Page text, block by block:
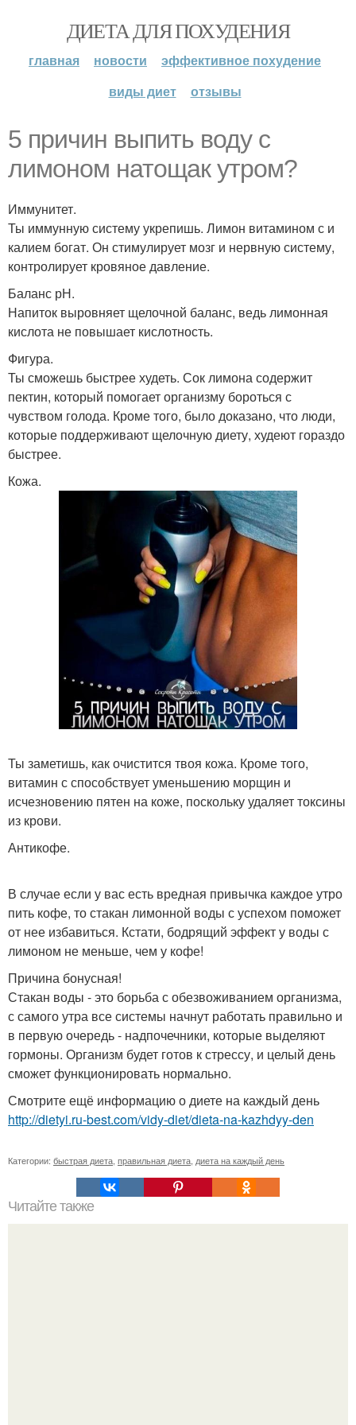
ДИЕТА ДЛЯ ПОХУДЕНИЯ
главная новости
эффективное похудение
виды диет
отзывы
5 причин выпить воду с
лимоном натощак утром?
Иммунитет.
Ты иммунную систему укрепишь. Лимон витамином с и
калием богат. Он стимулирует мозг и нервную систему,
контролирует кровяное давление.
Баланс рН.
Напиток выровняет щелочной баланс, ведь лимонная
кислота не повышает кислотность.
Фигура.
Ты сможешь быстрее худеть. Сок лимона содержит
пектин, который помогает организму бороться с
чувством голода. Кроме того, было доказано, что люди,
которые поддерживают щелочную диету, худеют гораздо
быстрее.
Кожа.
Ты заметишь, как очистится твоя кожа. Кроме того,
витамин с способствует уменьшению морщин и
исчезновению пятен на коже, поскольку удаляет токсины
из крови.
Антикофе.
В случае если у вас есть вредная привычка каждое утро
пить кофе, то стакан лимонной воды с успехом поможет
от нее избавиться. Кстати, бодрящий эффект у воды с
лимоном не меньше, чем у кофе!
Причина бонусная!
Стакан воды - это борьба с обезвоживанием организма,
с самого утра все системы начнут работать правильно и
в первую очередь - надпочечники, которые выделяют
гормоны. Организм будет готов к стрессу, и целый день
сможет функционировать нормально.
Смотрите ещё информацию о диете на каждый день
http://dietyi.ru-best.com/vidy-diet/dieta-na-kazhdyy-den
Категории: быстрая диета правильная диета диета на каждый день
Читайте также